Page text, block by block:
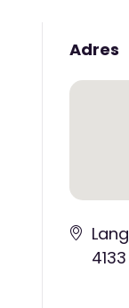
Adres